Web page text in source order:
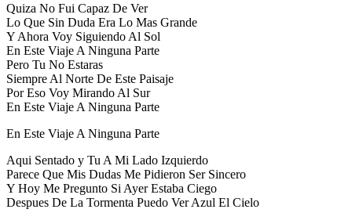
Quiza No Fui Capaz De Ver
Lo Que Sin Duda Era Lo Mas Grande
Y Ahora Voy Siguiendo Al Sol
En Este Viaje A Ninguna Parte
Pero Tu No Estaras
Siempre Al Norte De Este Paisaje
Por Eso Voy Mirando Al Sur
En Este Viaje A Ninguna Parte
En Este Viaje A Ninguna Parte
Aqui Sentado y Tu A Mi Lado Izquierdo
Parece Que Mis Dudas Me Pidieron Ser Sincero
Y Hoy Me Pregunto Si Ayer Estaba Ciego
Despues De La Tormenta Puedo Ver Azul El Cielo